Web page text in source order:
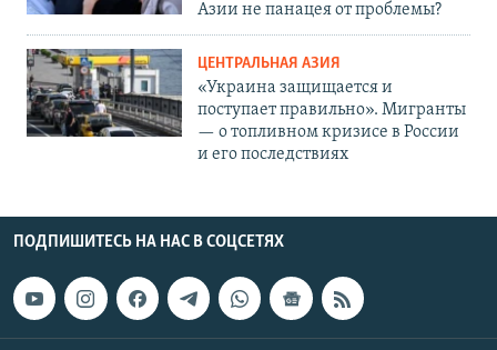
Азии не панацея от проблемы?
ЦЕНТРАЛЬНАЯ АЗИЯ
«Украина защищается и
поступает правильно». Мигранты
— о топливном кризисе в России
и его последствиях
ПОДПИШИТЕСЬ НА НАС В СОЦСЕТЯХ